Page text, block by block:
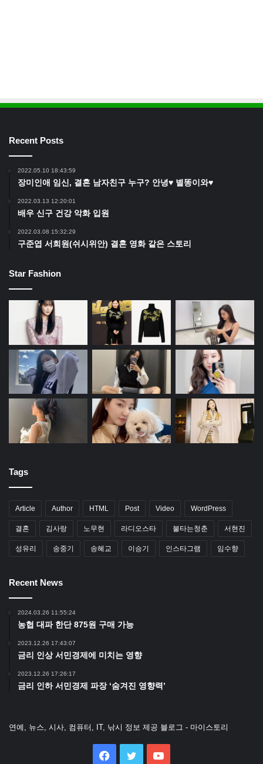
Recent Posts
2022.05.10 18:43:59
장미인애 임신, 결혼 남자친구 누구? 안녕♥ 별똥이와♥
2022.03.13 12:20:01
배우 신구 건강 악화 입원
2022.03.08 15:32:29
구준엽 서희원(쉬시위안) 결혼 영화 같은 스토리
Star Fashion
Tags
Article Author HTML Post Video WordPress
결혼 김사랑 노무현 라디오스타 불타는청춘 서현진
성유리 송중기 송혜교 이승기 인스타그램 임수향
Recent News
2024.03.26 11:55:24
농협 대파 한단 875원 구매 가능
2023.12.26 17:43:07
금리 인상 서민경제에 미치는 영향
2023.12.26 17:26:17
금리 인하 서민경제 파장 ‘숨겨진 영향력’
연예, 뉴스, 시사, 컴퓨터, IT, 낚시 정보 제공 블로그 - 마이스토리
Facebook
Twitter